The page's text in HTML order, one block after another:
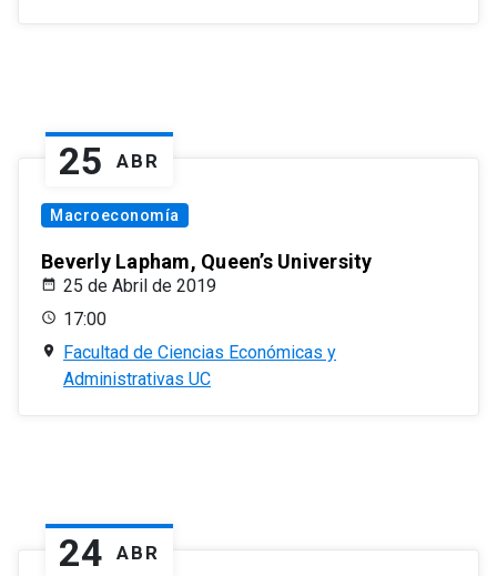
25 ABR
Macroeconomía
Beverly Lapham, Queen’s University
25 de Abril de 2019
17:00
Facultad de Ciencias Económicas y
Administrativas UC
24 ABR